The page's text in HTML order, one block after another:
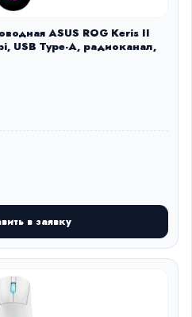
ASUS ROG Keris II
USB Type-A, радиоканал,
в заявку